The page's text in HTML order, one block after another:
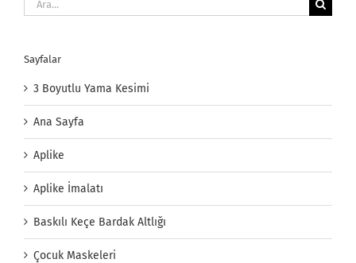
Sayfalar
3 Boyutlu Yama Kesimi
Ana Sayfa
Aplike
Aplike İmalatı
Baskılı Keçe Bardak Altlığı
Çocuk Maskeleri